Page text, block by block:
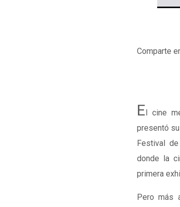
Comparte
El cine
presentó
Festival de
donde la
primera
Pero más